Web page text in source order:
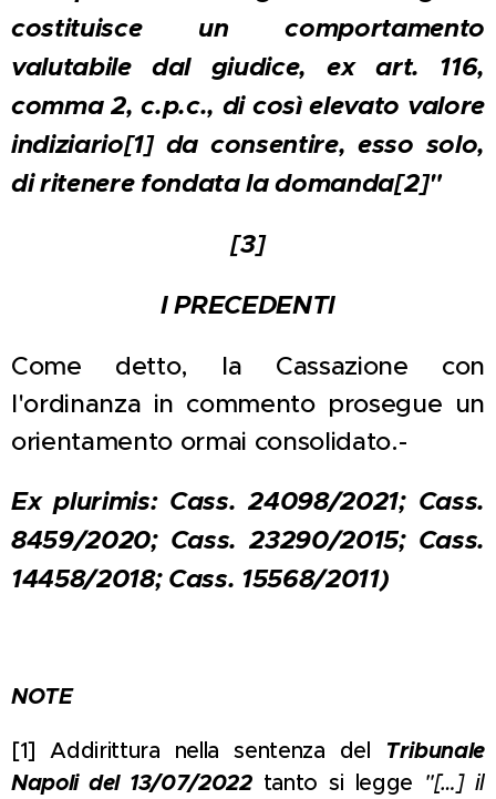
costituisce un comportamento
valutabile dal giudice, ex art. 116,
comma 2, c.p.c., di così elevato valore
indiziario[1]da consentire, esso solo,
di ritenere fondata la domanda[2]"
[3]
I PRECEDENTI
Come detto, la Cassazione con
l'ordinanza in commento prosegue un
orientamento ormai consolidato.-
Ex plurimis: Cass. 24098/2021; Cass.
8459/2020; Cass. 23290/2015; Cass.
14458/2018; Cass. 15568/2011)
NOTE
[1] Addirittura nella sentenza del Tribunale
Napoli del 13/07/2022tanto si legge "[…] il